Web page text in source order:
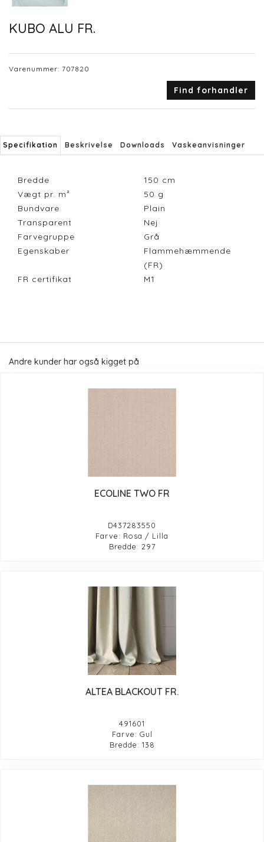
KUBO ALU FR.
Varenummer: 707820
Find forhandler
Specifikation Beskrivelse Downloads Vaskeanvisninger
Bredde 150 cm
Vægt pr. m²
50 g
Bundvare
Plain
Transparent
Nej
Farvegruppe
Grå
Egenskaber
Flammehæmmende
(FR)
FR certifikat
M1
Andre kunder har også kigget på
ECOLINE TWO FR
D437283550
Farve: Rosa / Lilla
Bredde: 297
ALTEA BLACKOUT FR.
491601
Farve: Gul
Bredde: 138